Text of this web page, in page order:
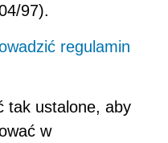
97).
regulamin
tak ustalone, aby
w